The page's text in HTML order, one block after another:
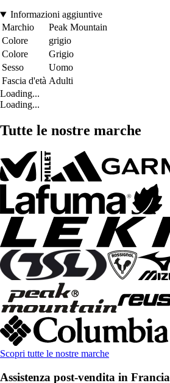
Informazioni aggiuntive
Marchio
Peak Mountain
Colore
grigio
Colore
Grigio
Sesso
Uomo
Fascia d'età Adulti
Loading...
Loading...
Tutte le nostre marche
Scopri tutte le nostre marche
Assistenza post-vendita in Francia